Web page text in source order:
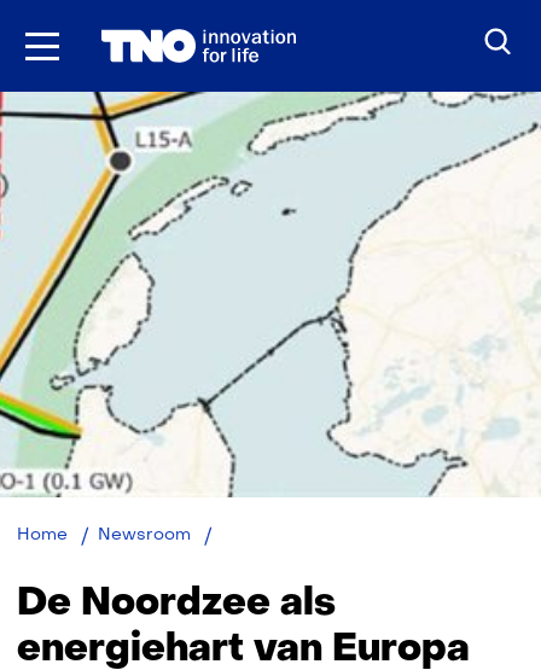
Ga
Home Newsroom
energiehart
van
Europa
De Noordzee als
energiehart van Europa